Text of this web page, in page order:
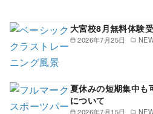
2026年7月25日
大宮校8月無料体験
2026年7月15日
夏休みの短期集中も
について